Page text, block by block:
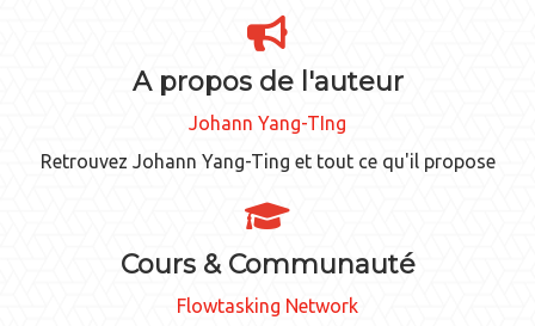
A propos de l'auteur
Johann Yang-TIng
Retrouvez Johann Yang-Ting et tout ce qu'il propose
Cours & Communauté
Flowtasking Network